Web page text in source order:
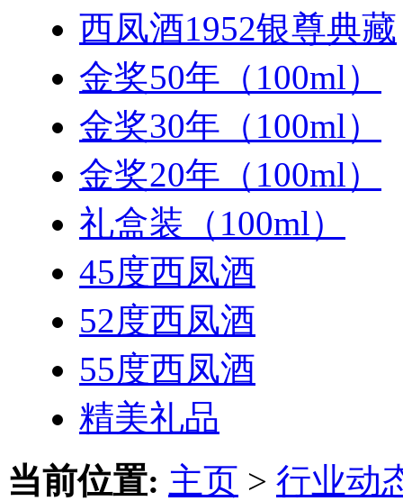
西凤酒1952银尊典藏
金奖50年（100ml）
金奖30年（100ml）
金奖20年（100ml）
礼盒装（100ml）
45度西凤酒
52度西凤酒
55度西凤酒
精美礼品
当前位置: 主页 > 行业动